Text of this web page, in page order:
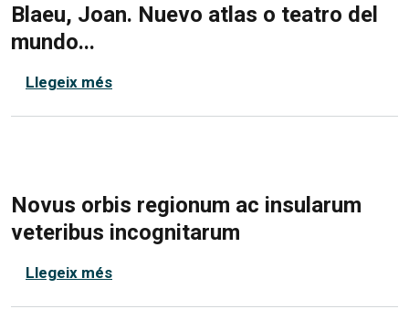
Blaeu, Joan. Nuevo atlas o teatro del
mundo...
Llegeix méssobre Blaeu, Joan. Nuevo atlas o teatro
Novus orbis regionum ac insularum
veteribus incognitarum
Llegeix méssobre Novus orbis regionum ac